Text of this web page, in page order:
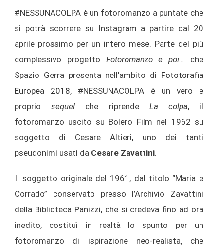
#NESSUNACOLPA è un fotoromanzo a puntate che
si potrà scorrere su Instagram a partire dal 20
aprile prossimo per un intero mese. Parte del più
complessivo progetto Fotoromanzo e poi…
che
Spazio Gerra presenta nell’ambito di Fototorafia
Europea 2018, #NESSUNACOLPA è un vero e
propriosequel che riprende La colpa, il
fotoromanzo uscito su Bolero Film nel 1962 su
soggetto di Cesare Altieri, uno dei tanti
pseudonimi usati da Cesare Zavattini.
Il soggetto originale del 1961, dal titolo “Maria e
Corrado” conservato presso l’Archivio Zavattini
della Biblioteca Panizzi, che si credeva fino ad ora
inedito, costituì in realtà lo spunto per un
fotoromanzo di ispirazione neo-realista, che